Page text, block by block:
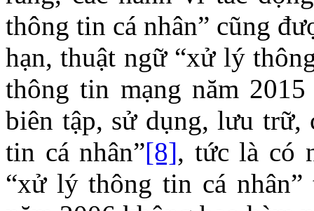
thông tin cá nhân” cũng
hạn, thuật ngữ “xử lý
thông tin mạng năm
biên tập, sử dụng, lưu trữ,
tin cá nhân”[8], tức là có
“xử lý thông tin cá